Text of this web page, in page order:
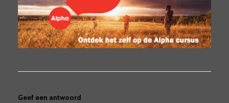
Geef een antwoord